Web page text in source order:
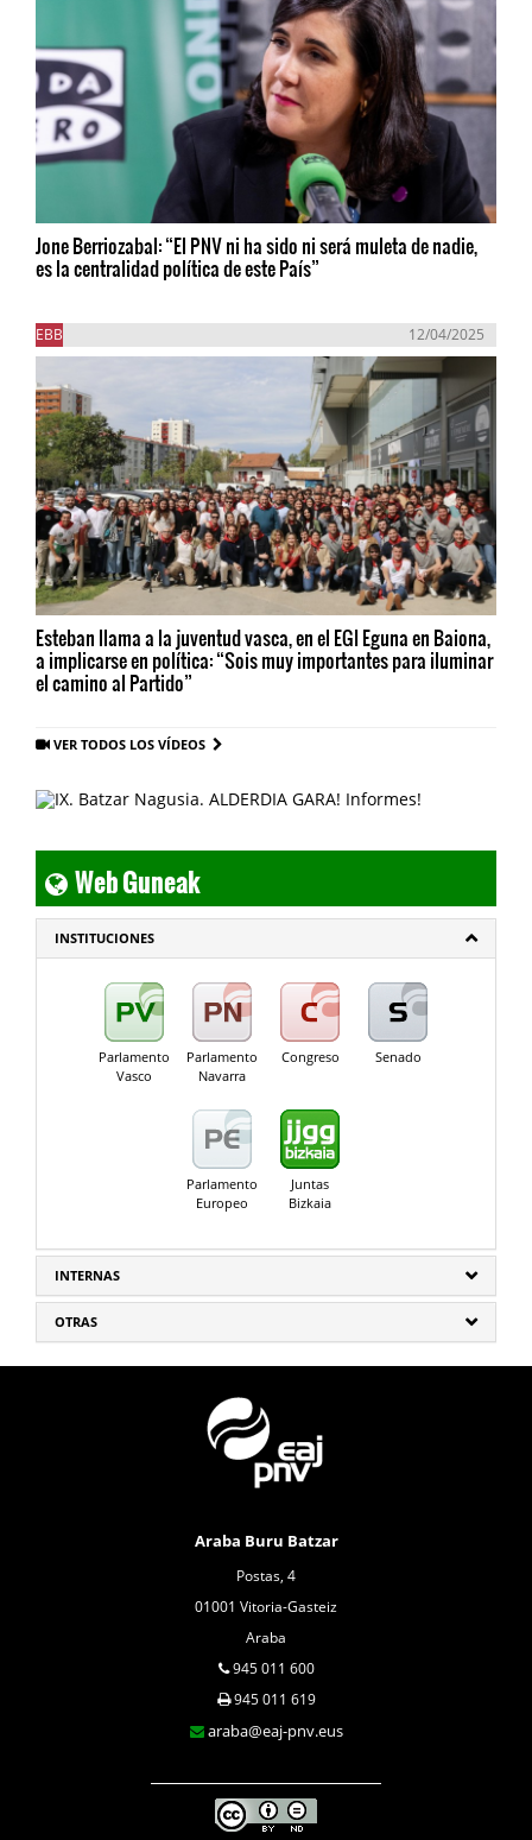
Jone Berriozabal: “El PNV ni ha sido ni será muleta de nadie,
es la centralidad política de este País”
EBB 12/04/2025
Esteban llama a la juventud vasca, en el EGI Eguna en Baiona,
a implicarse en política: “Sois muy importantes para iluminar
el camino al Partido”
VER TODOS LOS VÍDEOS
Web Guneak
INSTITUCIONES
Parlamento
Vasco
Parlamento
Navarra
Congreso Senado
Parlamento
Europeo
Juntas
Bizkaia
INTERNAS
OTRAS
Araba Buru Batzar
Postas, 4
01001 Vitoria-Gasteiz
Araba
945 011 600
945 011 619
araba@eaj-pnv.eus